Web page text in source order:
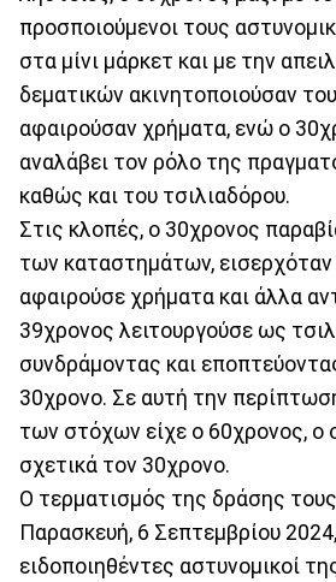
προσποιούμενοι τους
στα μίνι μάρκετ και με την
δεματικών ακινητοποιούσαν
αφαιρούσαν χρήματα, ενώ ο
αναλάβει τον ρόλο της
καθώς και του τσιλιαδόρου.
Στις κλοπές, ο 30χρονος
των καταστημάτων, εισερχόταν
αφαιρούσε χρήματα και άλλα
39χρονος λειτουργούσε ως
συνδράμοντας και
30χρονο. Σε αυτή την
των στόχων είχε ο 60χρονος, ο
σχετικά τον 30χρονο.
Ο τερματισμός της δράσης
Παρασκευή, 6 Σεπτεμβρίου
ειδοποιηθέντες αστυνομικοί